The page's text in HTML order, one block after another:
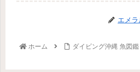
エメ
ホーム ダイビング沖縄 魚図鑑